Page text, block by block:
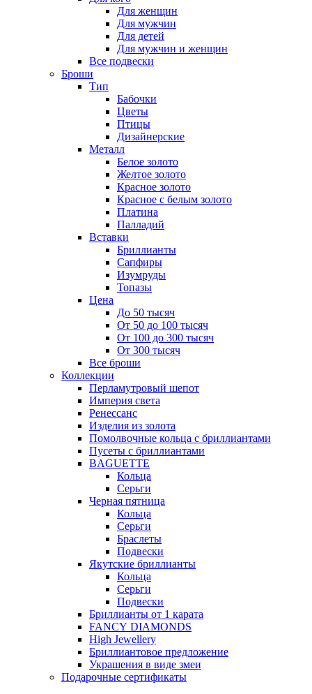
Для женщин
Для мужчин
Для детей
Для мужчин и женщин
Все подвески
Броши
Тип
Бабочки
Цветы
Птицы
Дизайнерские
Металл
Белое золото
Желтое золото
Красное золото
Красное с белым золото
Платина
Палладий
Вставки
Бриллианты
Сапфиры
Изумруды
Топазы
Цена
До 50 тысяч
От 50 до 100 тысяч
От 100 до 300 тысяч
От 300 тысяч
Все броши
Коллекции
Перламутровый шепот
Империя света
Ренессанс
Изделия из золота
Помолвочные кольца с бриллиантами
Пусеты с бриллиантами
BAGUETTE
Кольца
Серьги
Черная пятница
Кольца
Серьги
Браслеты
Подвески
Якутские бриллианты
Кольца
Серьги
Подвески
Бриллианты от 1 карата
FANCY DIAMONDS
High Jewellery
Бриллиантовое предложение
Украшения в виде змеи
Подарочные сертификаты